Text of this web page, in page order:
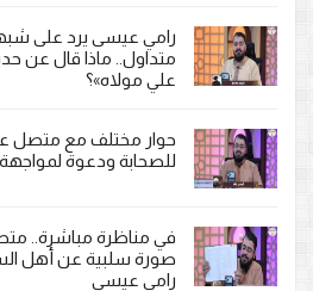
رامي عيسى يرد على
متداول.. ماذا قال عن
علي مولاه»؟
حوار مختلف مع متصل
للصحابة ودعوة
في مناظرة مباشرة..
صورة سلبية عن أهل
رامي عيسى